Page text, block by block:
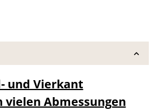
und Vierkant
Abmessungen